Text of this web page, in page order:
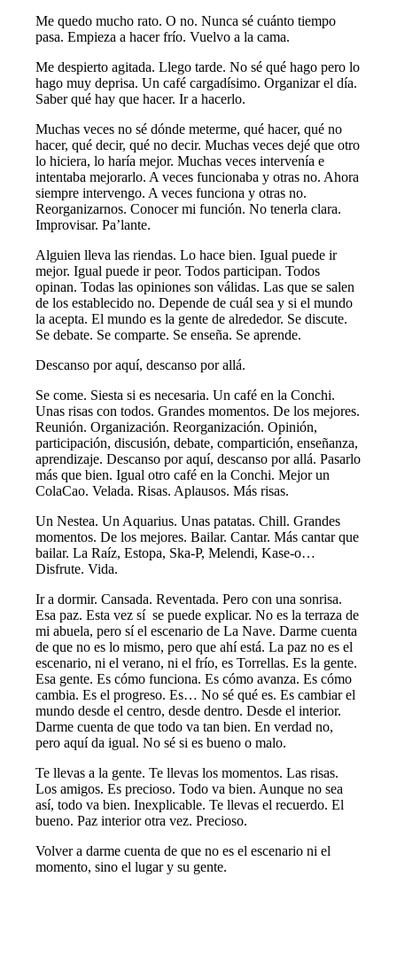
Me quedo mucho rato. O no. Nunca sé cuánto tiempo
pasa. Empieza a hacer frío. Vuelvo a la cama.
Me despierto agitada. Llego tarde. No sé qué hago pero lo
hago muy deprisa. Un café cargadísimo. Organizar el día.
Saber qué hay que hacer. Ir a hacerlo.
Muchas veces no sé dónde meterme, qué hacer, qué no
hacer, qué decir, qué no decir. Muchas veces dejé que otro
lo hiciera, lo haría mejor. Muchas veces intervenía e
intentaba mejorarlo. A veces funcionaba y otras no. Ahora
siempre intervengo. A veces funciona y otras no.
Reorganizarnos. Conocer mi función. No tenerla clara.
Improvisar. Pa’lante.
Alguien lleva las riendas. Lo hace bien. Igual puede ir
mejor. Igual puede ir peor. Todos participan. Todos
opinan. Todas las opiniones son válidas. Las que se salen
de los establecido no. Depende de cuál sea y si el mundo
la acepta. El mundo es la gente de alrededor. Se discute.
Se debate. Se comparte. Se enseña. Se aprende.
Descanso por aquí, descanso por allá.
Se come. Siesta si es necesaria. Un café en la Conchi.
Unas risas con todos. Grandes momentos. De los mejores.
Reunión. Organización. Reorganización. Opinión,
participación, discusión, debate, compartición, enseñanza,
aprendizaje. Descanso por aquí, descanso por allá. Pasarlo
más que bien. Igual otro café en la Conchi. Mejor un
ColaCao. Velada. Risas. Aplausos. Más risas.
Un Nestea. Un Aquarius. Unas patatas. Chill. Grandes
momentos. De los mejores. Bailar. Cantar. Más cantar que
bailar. La Raíz, Estopa, Ska-P, Melendi, Kase-o…
Disfrute. Vida.
Ir a dormir. Cansada. Reventada. Pero con una sonrisa.
Esa paz. Esta vez sí se puede explicar. No es la terraza de
mi abuela, pero sí el escenario de La Nave. Darme cuenta
de que no es lo mismo, pero que ahí está. La paz no es el
escenario, ni el verano, ni el frío, es Torrellas. Es la gente.
Esa gente. Es cómo funciona. Es cómo avanza. Es cómo
cambia. Es el progreso. Es… No sé qué es. Es cambiar el
mundo desde el centro, desde dentro. Desde el interior.
Darme cuenta de que todo va tan bien. En verdad no,
pero aquí da igual. No sé si es bueno o malo.
Te llevas a la gente. Te llevas los momentos. Las risas.
Los amigos. Es precioso. Todo va bien. Aunque no sea
así, todo va bien. Inexplicable. Te llevas el recuerdo. El
bueno. Paz interior otra vez. Precioso.
Volver a darme cuenta de que no es el escenario ni el
momento, sino el lugar y su gente.